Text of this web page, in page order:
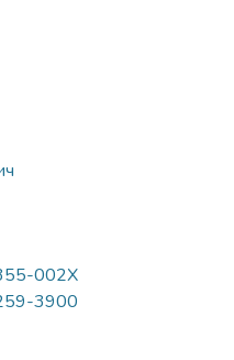
002X
3900